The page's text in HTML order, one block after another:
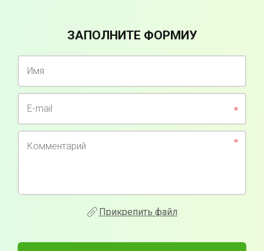
ЗАПОЛНИТЕ ФОРМИУ
Имя
E-mail
Комментарий
Прикрепить файл